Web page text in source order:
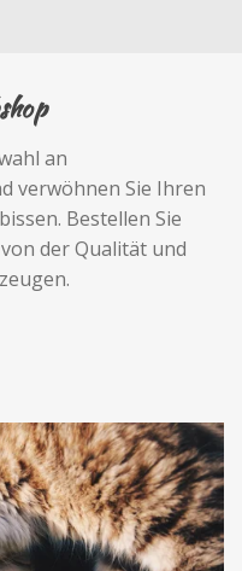
an
verwöhnen Sie Ihren
Bestellen Sie
der Qualität und